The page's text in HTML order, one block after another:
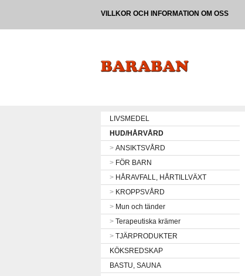
VILLKOR OCH INFORMATION OM OSS
LIVSMEDEL
HUD/HÅRVÅRD
> ANSIKTSVÅRD
> FÖR BARN
> HÅRAVFALL, HÅRTILLVÄXT
> KROPPSVÅRD
> Mun och tänder
> Terapeutiska krämer
> TJÄRPRODUKTER
KÖKSREDSKAP
BASTU, SAUNA